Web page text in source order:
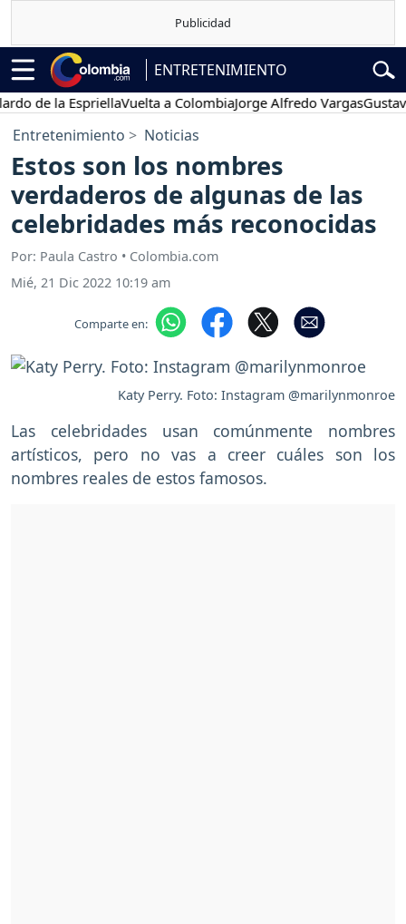
ENTRETENIMIENTO
la EspriellaVuelta a ColombiaJorge Alfredo VargasGustavo
Entretenimiento Noticias
Estos son los nombres
verdaderos de algunas de las
celebridades más reconocidas
Por: Paula Castro • Colombia.com
Mié, 21 Dic 2022 10:19 am
Comparte en:
Katy Perry. Foto: Instagram @marilynmonroe
Las celebridades usan comúnmente nombres
artísticos, pero no vas a creer cuáles son los
nombres reales de estos famosos.